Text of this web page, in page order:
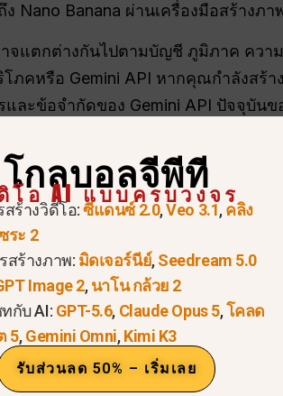
Nano Banana ผ่านเครื่องมือสร้างภา
จแตกต่างกันไปตามบัญชี ภูมิภาค ควา
ภคหรือ Gemini API หากคุณกำลังสร้
ะข้อจำกัดของ Gemini API ปัจจุบันข
AI ฟรี
บ่อยครั้งสถานที่ทางการ
ที่ดีที่สุดในการทดสอบ
โมเดลภาพของ Gemini
ข้อจำกัดแล
ใช้งานของโม
เก็บเงินผ่าน
เรื่องแยกต่าง
โกลบอลจีพีที
โอ AI แบบครบวงจร
สร้างวิดีโอ:ซีแดนซ์ 2.0,Veo 3.1,คลิง
ระ 2
สร้างภาพ: มิดเจอร์นีย์,Seedream 5.0
Image 2,นาโน กล้วย 2
กับ AI: GPT-5.6, Claude Opus 5,โคลด
5,Gemini Omni,Kimi K3
รับส่วนลด 50% – เริ่มเลย